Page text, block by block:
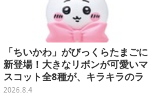
「ちいかわ」がびっくらたまごに
新登場！大きなリボンが可愛いマ
スコット全8種が、キラキラのラ
メ入り入浴剤から飛び出す
2026.8.4